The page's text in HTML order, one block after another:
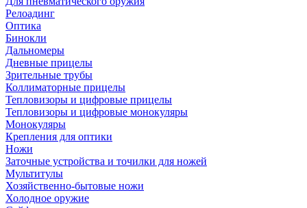
Релоадинг
Оптика
Бинокли
Дальномеры
Дневные прицелы
Зрительные трубы
Коллиматорные прицелы
Тепловизоры и цифровые прицелы
Тепловизоры и цифровые монокуляры
Монокуляры
Крепления для оптики
Ножи
Заточные устройства и точилки для ножей
Мультитулы
Хозяйственно-бытовые ножи
Холодное оружие